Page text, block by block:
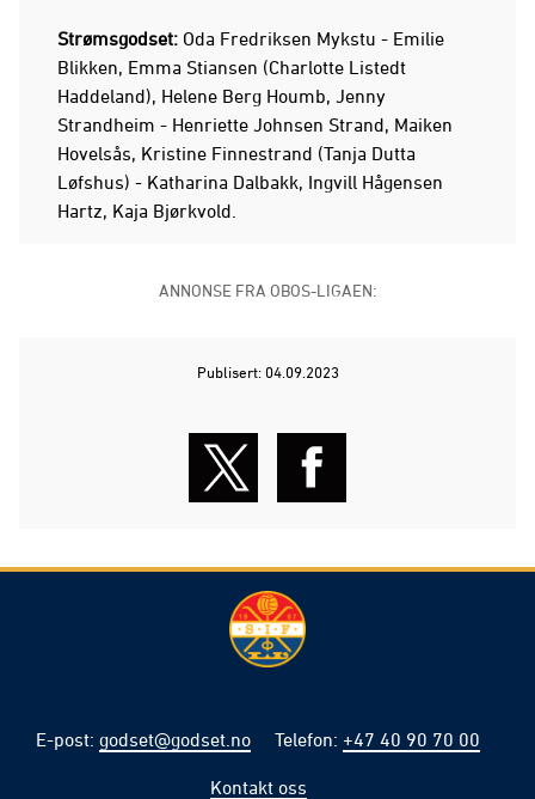
Strømsgodset: Oda Fredriksen Mykstu - Emilie
Blikken, Emma Stiansen (Charlotte Listedt
Haddeland), Helene Berg Houmb, Jenny
Strandheim - Henriette Johnsen Strand, Maiken
Hovelsås, Kristine Finnestrand (Tanja Dutta
Løfshus) - Katharina Dalbakk, Ingvill Hågensen
Hartz, Kaja Bjørkvold.
ANNONSE FRA OBOS-LIGAEN:
Publisert: 04.09.2023
E-post: godset@godset.no Telefon: +47 40 90 70 00
Kontakt oss